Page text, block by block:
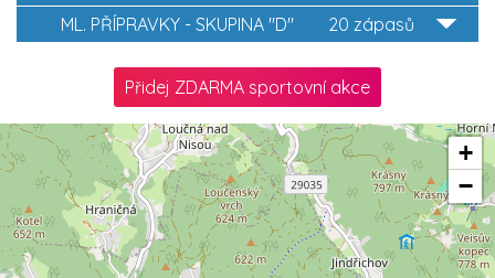
20 zápasů
ML. PŘÍPRAVKY - SKUPINA "D"
Přidej ZDARMA sportovní akce
+
−